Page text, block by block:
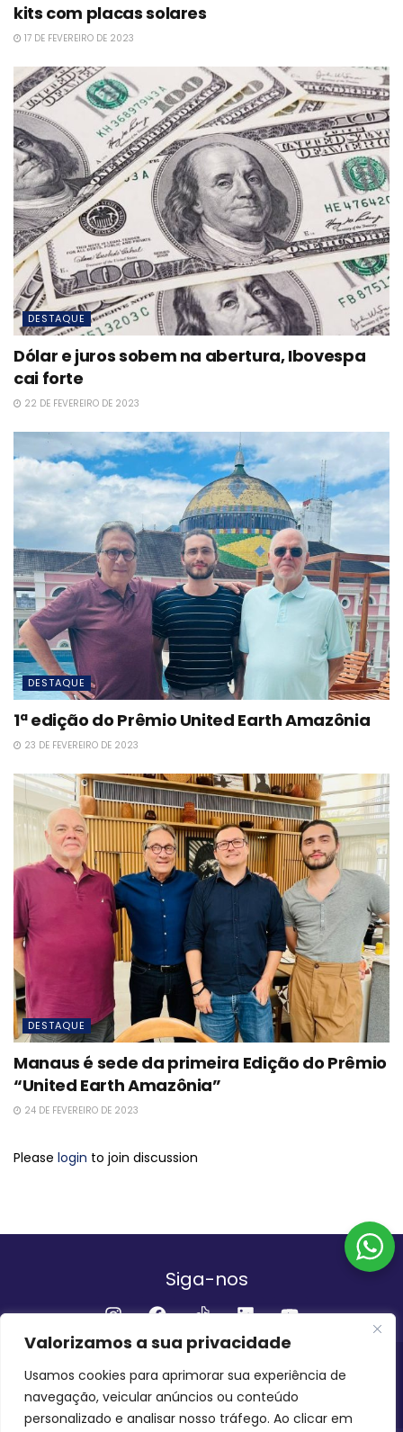
Valorizamos a sua privacidade
Usamos cookies para aprimorar sua experiência de
navegação, veicular anúncios ou conteúdo
personalizado e analisar nosso tráfego. Ao clicar em
kits com placas solares
17 DE FEVEREIRO DE 2023
DESTAQUE
Dólar e juros sobem na abertura, Ibovespa
cai forte
22 DE FEVEREIRO DE 2023
DESTAQUE
1ª edição do Prêmio United Earth Amazônia
23 DE FEVEREIRO DE 2023
DESTAQUE
Manaus é sede da primeira Edição do Prêmio
“United Earth Amazônia”
24 DE FEVEREIRO DE 2023
Please login to join discussion
Siga-nos
Institucional
QUEM SOMOS FALE CONOSCO